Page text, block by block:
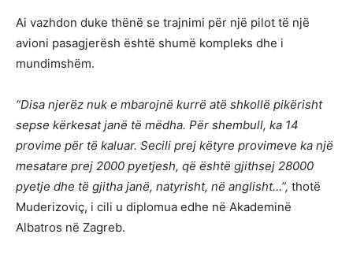
Ai vazhdon duke thënë se trajnimi për një pilot të një
avioni pasagjerësh është shumë kompleks dhe i
mundimshëm.
“Disa njerëz nuk e mbarojnë kurrë atë shkollë pikërisht
sepse kërkesat janë të mëdha. Për shembull, ka 14
provime për të kaluar. Secili prej këtyre provimeve ka një
mesatare prej 2000 pyetjesh, që është gjithsej 28000
pyetje dhe të gjitha janë, natyrisht, në anglisht…”, thotë
Muderizoviç, i cili u diplomua edhe në Akademinë
Albatros në Zagreb.